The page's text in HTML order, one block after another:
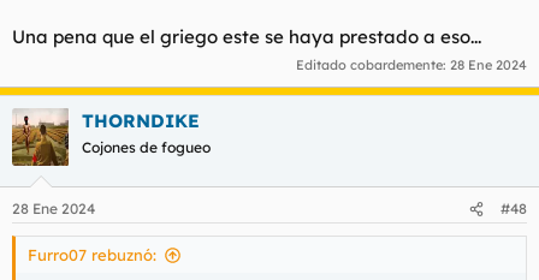
Una pena que el griego este se haya prestado a eso...
Editado cobardemente: 28 Ene 2024
THORNDIKE
Cojones de fogueo
28 Ene 2024 #48
Furro07 rebuznó: